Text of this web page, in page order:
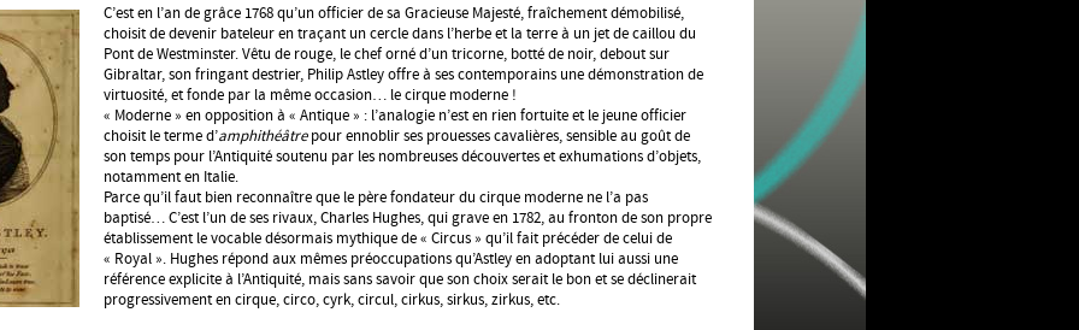
C’est en l’an de grâce 1768 qu’un officier de sa Gracieuse Majesté, fraîchement démobilisé,
choisit de devenir bateleur en traçant un cercle dans l’herbe et la terre à un jet de caillou du
Pont de Westminster. Vêtu de rouge, le chef orné d’un tricorne, botté de noir, debout sur
Gibraltar, son fringant destrier, Philip Astley offre à ses contemporains une démonstration de
virtuosité, et fonde par la même occasion… le cirque moderne !
« Moderne » en opposition à « Antique » : l’analogie n’est en rien fortuite et le jeune officier
choisit le terme d’amphithéâtrepour ennoblir ses prouesses cavalières, sensible au goût de
son temps pour l’Antiquité soutenu par les nombreuses découvertes et exhumations d’objets,
notamment en Italie.
Parce qu’il faut bien reconnaître que le père fondateur du cirque moderne ne l’a pas
baptisé… C’est l’un de ses rivaux, Charles Hughes, qui grave en 1782, au fronton de son propre
établissement le vocable désormais mythique de « Circus » qu’il fait précéder de celui de
« Royal ». Hughes répond aux mêmes préoccupations qu’Astley en adoptant lui aussi une
référence explicite à l’Antiquité, mais sans savoir que son choix serait le bon et se déclinerait
progressivement en cirque, circo, cyrk, circul, cirkus, sirkus, zirkus, etc.